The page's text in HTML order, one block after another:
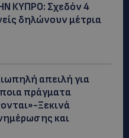
ΚΥΠΡΟ: Σχεδόν 4
δηλώνουν μέτρια
απειλή για
πράγματα
Ξεκινά
και